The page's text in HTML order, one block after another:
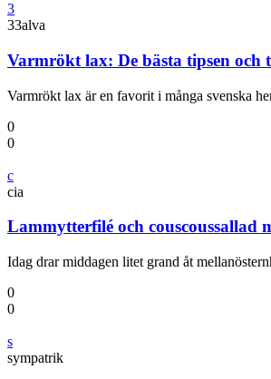
3
33alva
Varmrökt lax: De bästa tipsen
Varmrökt lax är en favorit i många svenska
0
0
c
cia
Lammytterfilé och couscoussallad
Idag drar middagen litet grand åt
0
0
s
sympatrik